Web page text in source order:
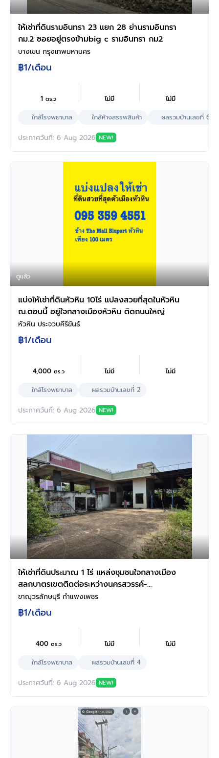
ให้เช่าที่ดินรามอินทรา 23 แยก 28 ย่านรามอินทรา
กม.2 ซอยอยู่ตรงข้ามbig c รามอินทรา กม2
บางเขน กรุงเทพมหานคร
฿1/เดือน
1ตร.ว ไม่มี
ไม่มี
ใกล้โรงพยาบาล
ใกล้ห้างสรรพสินค้า ผลรวมบ้านเลขที่ 6
ประกาศวันที่: 6 Aug 2026 NEW!
ดูแล้ว
แบ่งให้เช่าที่ดินหัวหิน 10ไร่ แปลงสวยที่สุดในหัวหิน
ณ.ตอนนี้ อยู่ใจกลางเมืองหัวหิน ติดถนนใหญ่
หัวหิน ประจวบคีรีขันธ์
฿1/เดือน
4,000 ตร.ว ไม่มี
ไม่มี
ใกล้โรงพยาบาล
ผลรวมบ้านเลขที่ 2
ประกาศวันที่: 6 Aug 2026 NEW!
ให้เช่าที่ดินประมาณ 1 ไร่ แหล่งชุมชนใจกลางเมือง
สลกบาตรเขตติดต่อระหว่างนครสวรรค์-
กำแพงเพชรที่ดินปั๊มร้างในเมือง
ขาณุวรลักษบุรี กำแพงเพชร
฿1/เดือน
400 ตร.ว ไม่มี
ไม่มี
ใกล้โรงพยาบาล
ผลรวมบ้านเลขที่ 4
ประกาศวันที่: 6 Aug 2026 NEW!